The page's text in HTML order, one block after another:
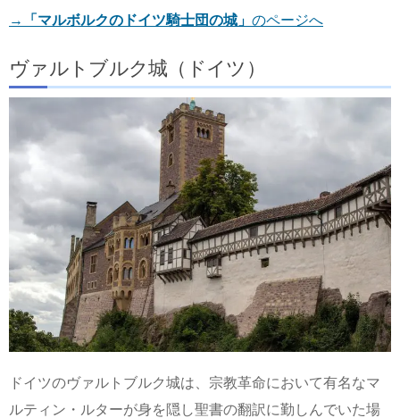
→ 「マルボルクのドイツ騎士団の城」 のページへ
ヴァルトブルク城（ドイツ）
ドイツのヴァルトブルク城は、宗教革命において有名なマ
ルティン・ルターが身を隠し聖書の翻訳に勤しんでいた場